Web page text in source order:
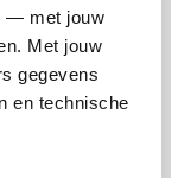
— met jouw
Met jouw
gegevens
en technische